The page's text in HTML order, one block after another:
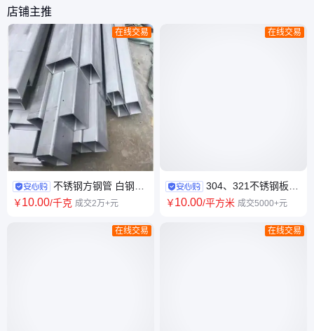
店铺主推
在线交易
不锈钢方钢管 白钢管
方管 油膜拉丝 热钢冷轧板
￥10.00/千克 成交2万+元
在线交易
在线交易
304、321不锈钢板
201、316L、2205不锈钢板材
￥10.00/平方米 成交5000+元
在线交易